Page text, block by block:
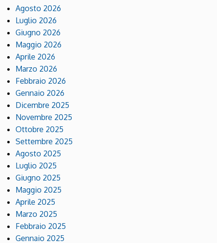
Agosto 2026
Luglio 2026
Giugno 2026
Maggio 2026
Aprile 2026
Marzo 2026
Febbraio 2026
Gennaio 2026
Dicembre 2025
Novembre 2025
Ottobre 2025
Settembre 2025
Agosto 2025
Luglio 2025
Giugno 2025
Maggio 2025
Aprile 2025
Marzo 2025
Febbraio 2025
Gennaio 2025